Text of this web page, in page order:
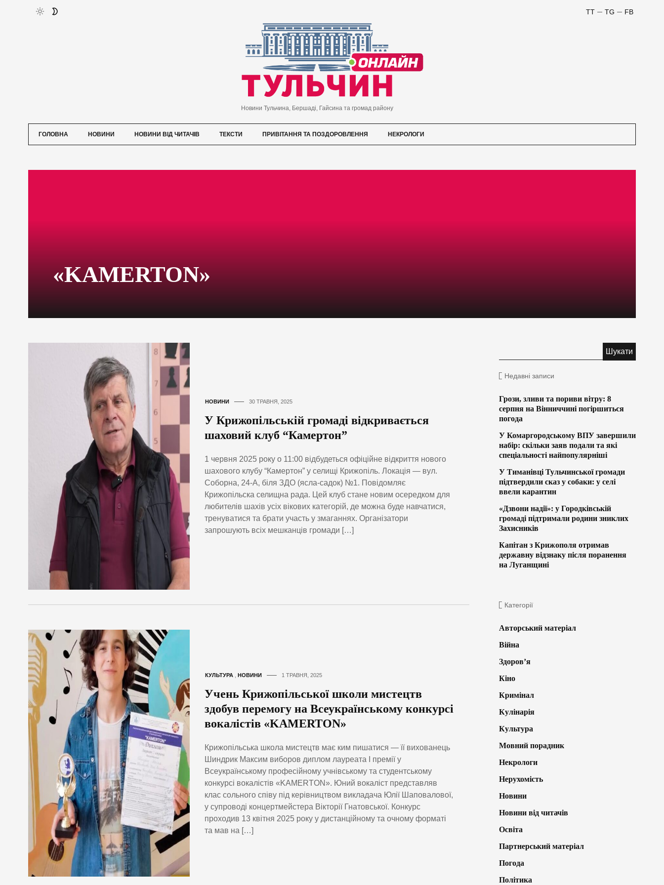
FB
TG
TT
Новини Тульчина, Бершаді, Гайсина та громад району
ГОЛОВНА НОВИНИ НОВИНИ ВІД ЧИТАЧІВ ТЕКСТИ ПРИВІТАННЯ ТА ПОЗДОРОВЛЕННЯ НЕКРОЛОГИ
«KAMERTON»
НОВИНИ 30 ТРАВНЯ, 2025
У Крижопільській громаді відкривається
шаховий клуб “Камертон”
1 червня 2025 року о 11:00 відбудеться офіційне відкриття нового
шахового клубу “Камертон” у селищі Крижопіль. Локація — вул.
Соборна, 24-А, біля ЗДО (ясла-садок) №1. Повідомляє
Крижопільска селищна рада. Цей клуб стане новим осередком для
любителів шахів усіх вікових категорій, де можна буде навчатися,
тренуватися та брати участь у змаганнях. Організатори
запрошують всіх мешканців громади […]
КУЛЬТУРА , НОВИНИ 1 ТРАВНЯ, 2025
Учень Крижопільської школи мистецтв
здобув перемогу на Всеукраїнському конкурсі
вокалістів «KAMERTON»
Крижопільська школа мистецтв має ким пишатися — її вихованець
Шиндрик Максим виборов диплом лауреата І премії у
Всеукраїнському професійному учнівському та студентському
конкурсі вокалістів «KAMERTON». Юний вокаліст представляв
клас сольного співу під керівництвом викладача Юлії Шаповалової,
у супроводі концертмейстера Вікторії Гнатовської. Конкурс
проходив 13 квітня 2025 року у дистанційному та очному форматі
та мав на […]
Недавні записи
Грози, зливи та пориви вітру: 8
серпня на Вінниччині погіршиться
погода
У Комаргородському ВПУ завершили
набір: скільки заяв подали та які
спеціальності найпопулярніші
У Тиманівці Тульчинської громади
підтвердили сказ у собаки: у селі
ввели карантин
«Дзвони надії»: у Городківській
громаді підтримали родини зниклих
Захисників
Капітан з Крижополя отримав
державну відзнаку після поранення
на Луганщині
Категорії
Авторський матеріал
Війна
Здоров’я
Кіно
Кримінал
Кулінарія
Культура
Мовний порадник
Некрологи
Нерухомість
Новини
Новини від читачів
Освіта
Партнерський матеріал
Погода
Політика